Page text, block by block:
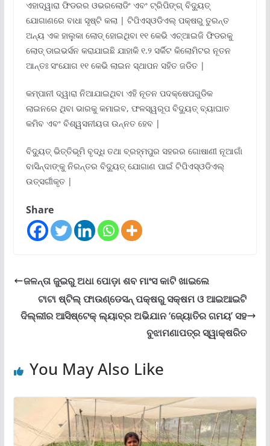
ଏହାଦ୍ୱାରା ଫିଡରର ଓଭରଲୋଡିଂ ଏବଂ ଟ୍ରିପିଙ୍ଗ୍ ବିଦ୍ୟୁତ୍
ଯୋଗାଣରେ ବାଧା ସୃଷ୍ଟି କଲା | ଟିପିଏସ୍ଓଡିଏଲ୍ ପକ୍ଷରୁ ତୁରନ୍ତ
ଅନ୍ୟ ଏକ ହାଲୁକା ଲୋଡ୍ ହୋଇଥିବା ୧୧ କେଭି ଏଚ୍ଆଇଜି ଫିଡରକୁ
ଲୋଡ୍ ଡାଇଭର୍ସନ କରାଯାଇଛି ଯାହାକି ୧.୨ ସର୍କିଟ କିଲୋମିଟର ନୂତନ
ଆନ୍ତଃ ସଂଯୋଗ ୧୧ କେଭି ଲାଇନ ସ୍ଥାପନ ସହିତ ଜଡିତ |
କମ୍ପାନୀ ଦ୍ୱାରା ନିଆଯାଇଥିବା ଏହି ନୂତନ ପଦକ୍ଷେପଗୁଡିକ
ଲାଇନରେ ଥିବା ଭାରକୁ କମାଇବ, ଫଳସ୍ୱରୂପ ବିଦ୍ୟୁତ୍ ବ୍ୟାଘାତ
କମିବ ଏବଂ ବିଶ୍ୱସନୀୟତା ଉନ୍ନତ ହେବ |
ବିଦ୍ୟୁତ୍ ଭିତ୍ତିଭୂମି ବୃଦ୍ଧି ତଥା ବ୍ରହ୍ମପୁର ସହରର ଗୋଷାଣୀ ନୂଆଗାଁ
ବାସିନ୍ଦାଙ୍କୁ ନିରନ୍ତର ବିଦ୍ୟୁତ୍ ଯୋଗାଣ ପାଇଁ ଟିପିଏସ୍ଓଡିଏଲ୍
ଉତ୍ସର୍ଗୀକୃତ |
Share
ଜଳନ୍ତା ଜୁଇରୁ ଅଧା ପୋଡ଼ା ଶବ ମାଂସ କାଟି ଖାଇଲେ
ଟାଟା ଷ୍ଟିଲ୍ ଫାଉଣ୍ଡେସନ୍ ପକ୍ଷରୁ ସକ୍ଷମ ଓ ଆଇଆଇଟି
ଦିଲ୍ଲୀର ଆସିଷ୍ଟେକ୍ ଲ୍ୟାବ୍ର ଅଭିଯାନ ‘ଜ୍ୟୋତିର ଗମୟ’ ସହ
ବୁଝାମଣାପତ୍ର ସ୍ୱାକ୍ଷରିତ
You May Also Like